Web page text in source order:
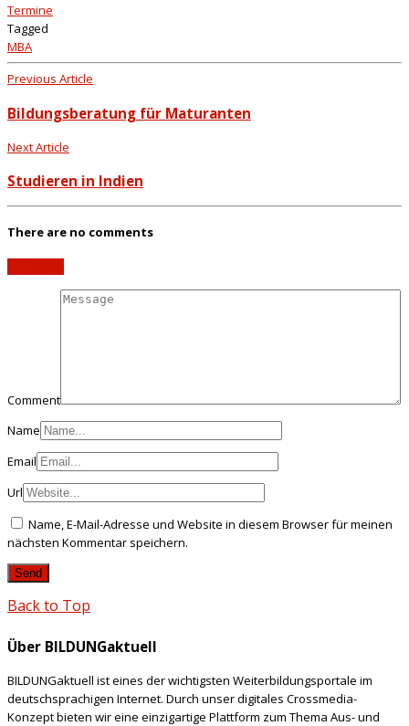
Termine
Tagged
MBA
Previous Article
Bildungsberatung für Maturanten
Next Article
Studieren in Indien
There are no comments
Comment
Name
Email
Url
Name, E-Mail-Adresse und Website in diesem Browser für meinen
nächsten Kommentar speichern.
Back to Top
Über BILDUNGaktuell
BILDUNGaktuell ist eines der wichtigsten Weiterbildungsportale im
deutschsprachigen Internet. Durch unser digitales Crossmedia-
Konzept bieten wir eine einzigartige Plattform zum Thema Aus- und